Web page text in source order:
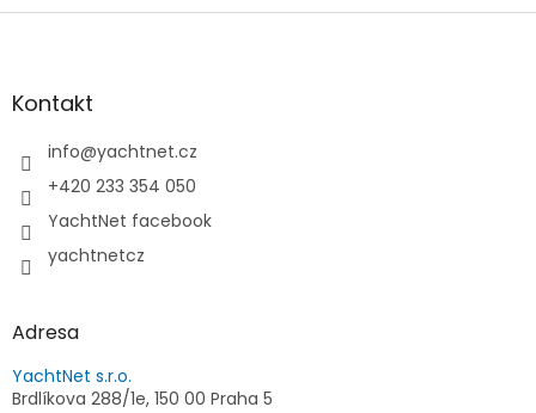
l
Z
aKontakt
info@yachtnet.cz
+420 233 354 050
YachtNet facebook
yachtnetcz
Adresa
YachtNet s.r.o.
Brdlíkova 288/1e, 150 00 Praha 5